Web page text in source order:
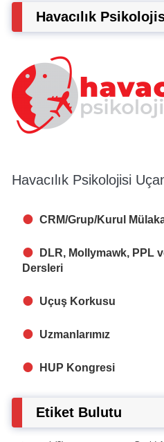
Havacılık
Havacılık Psikolojisi
CRM/Grup/Kurul
DLR, Mollymawk, PPL
Dersleri
Uçuş Korkusu
Uzmanlarımız
HUP Kongresi
Etiket Bulutu